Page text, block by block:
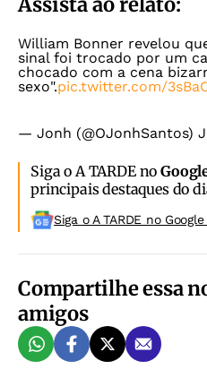
William Bonner revelou
sinal foi trocado por um
chocado com a cena
sexo".pic.twitter.com/
— Jonh (@OJonhSantos)
Siga o A TARDE no
principais destaques do
Siga o A TARDE no
Compartilhe essa
amigos